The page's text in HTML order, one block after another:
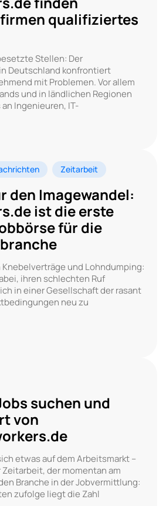
qualifiziertes
Stellen: Der
Deutschland konfrontiert
mit Problemen. Vor allem
und in ländlichen Regionen
Ingenieuren, IT-
Zeitarbeit
den Imagewandel:
ist die erste
für die
Knebelverträge und Lohndumping:
ihren schlechten Ruf
in einer Gesellschaft der rasant
neu zu
suchen und
von
etwas auf dem Arbeitsmarkt –
der momentan am
Branche in der Jobvermittlung:
zufolge liegt die Zahl